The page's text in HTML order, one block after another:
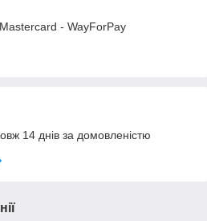
- WayForPay
14 днів за домовленістю